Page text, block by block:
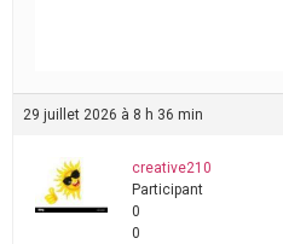
29 juillet 2026 à 8 h 36 min
creative210
Participant
0
0